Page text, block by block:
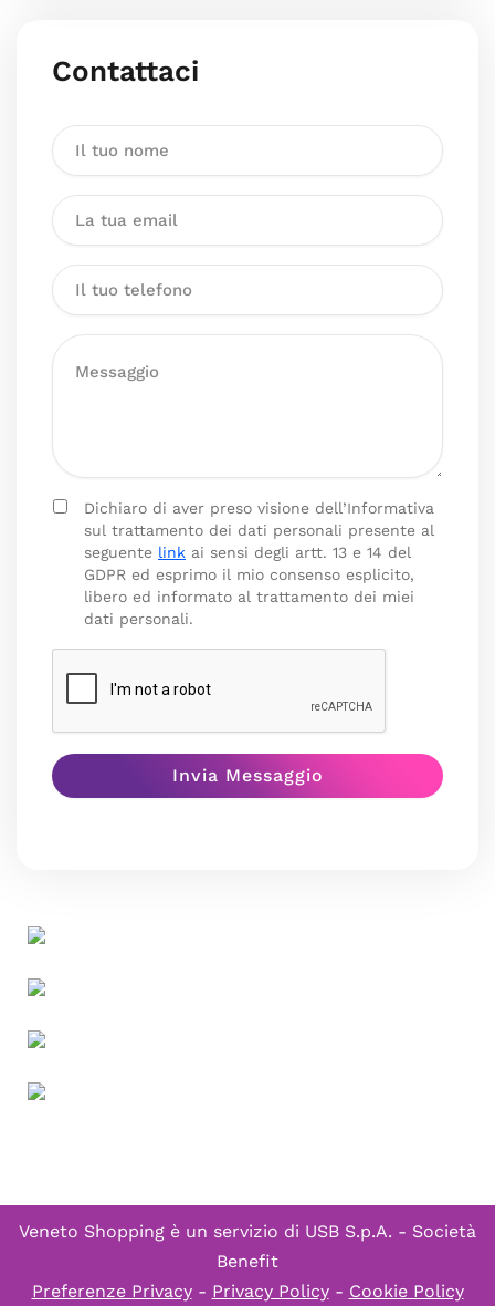
Contattaci
Dichiaro di aver preso visione dell’Informativa
sul trattamento dei dati personali presente al
seguente link ai sensi degli artt. 13 e 14 del
GDPR ed esprimo il mio consenso esplicito,
libero ed informato al trattamento dei miei
dati personali.
Veneto Shopping è un servizio di USB S.p.A. - Società
Benefit
Preferenze Privacy- Privacy Policy- Cookie Policy